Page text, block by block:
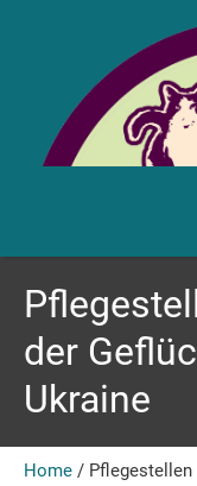
der
Ukraine
Home /